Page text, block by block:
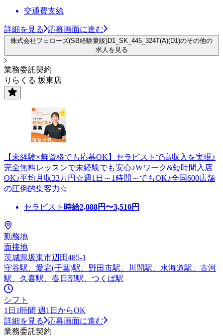
交通費支給
詳細を見る 応募画面に進む
株式会社フェローズ(SB経験量販)D1_SK_445_324T(A)(D1)のその他の
求人を見る
業務委託契約
りらくる 坂東店
【未経験×無資格でも応募OK】セラピストで高収入を実現♪
完全無料レッスンで未経験でも安心♪Wワーク&短時間入店
OK♪平均月収33万円☆週1日～1時間～でもOK♪全国600店舗
の圧倒的集客力☆
セラピスト 時給2,088円〜3,510円
勤務地
面接地
茨城県坂東市辺田485-1
守谷駅、愛宕(千葉)駅、野田市駅、川間駅、水海道駅、古河
駅、久喜駅、春日部駅、つくば駅
シフト
1日1時間 週1日からOK
詳細を見る
応募画面に進む
業務委託契約